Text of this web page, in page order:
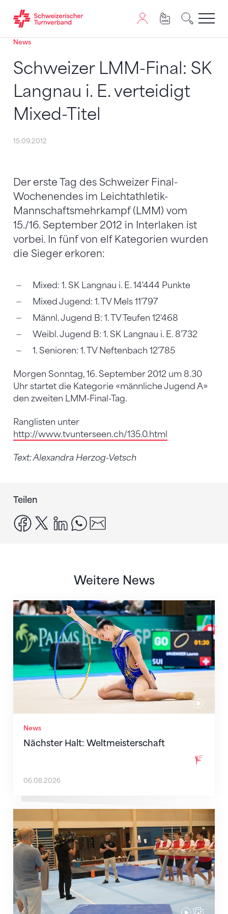
Zum Inhalt springen
Zur Sitemap navigieren
Zum Navigieren dieser Seite wird JavaScript benötigt.
News
Schweizer LMM-Final: SK
Langnau i. E. verteidigt
Mixed-Titel
15.09.2012
Der erste Tag des Schweizer Final-
Wochenendes im Leichtathletik-
Mannschaftsmehrkampf (LMM) vom
15./16. September 2012 in Interlaken ist
vorbei. In fünf von elf Kategorien wurden
die Sieger erkoren:
Mixed: 1. SK Langnau i. E. 14'444 Punkte
Mixed Jugend: 1. TV Mels 11'797
Männl. Jugend B: 1. TV Teufen 12'468
Weibl. Jugend B: 1. SK Langnau i. E. 8'732
1. Senioren: 1. TV Neftenbach 12'785
Morgen Sonntag, 16. September 2012 um 8.30
Uhr startet die Kategorie «männliche Jugend A»
den zweiten LMM-Final-Tag.
Ranglisten unter
http://www.tvunterseen.ch/135.0.html
Text: Alexandra Herzog-Vetsch
Teilen
facebook
x linkedinwhatsapp
Weitere News
News
Nächster Halt: Weltmeisterschaft
Nächster Halt: Weltmeisterschaft
06.08.2026
Mit klaren Zielen nach Zagreb